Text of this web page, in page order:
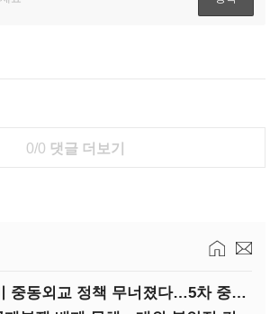
0/0 댓글 더보기
(긴급진단)"미 중동외교 정책 무너졌다…5차 중동전 가능성은 낮아"